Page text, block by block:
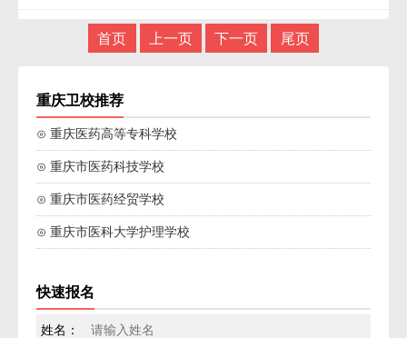
首页 上一页 下一页 尾页
重庆卫校推荐
⊙ 重庆医药高等专科学校
⊙ 重庆市医药科技学校
⊙ 重庆市医药经贸学校
⊙ 重庆市医科大学护理学校
快速报名
姓名：